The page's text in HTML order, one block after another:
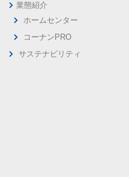
業態紹介
ホームセンター
コーナンPRO
サステナビリティ